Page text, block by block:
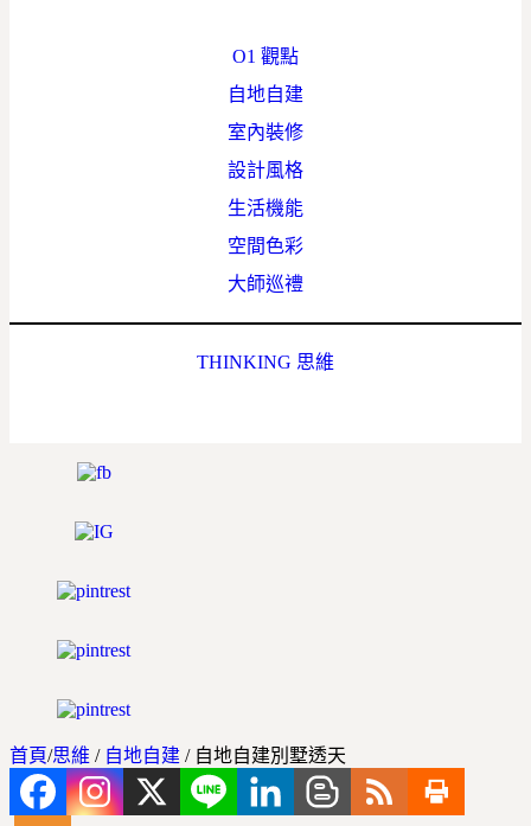
O1 觀點
自地自建
室內裝修
設計風格
生活機能
空間色彩
大師巡禮
THINKING 思維
首頁/思維 / 自地自建 / 自地自建別墅透天